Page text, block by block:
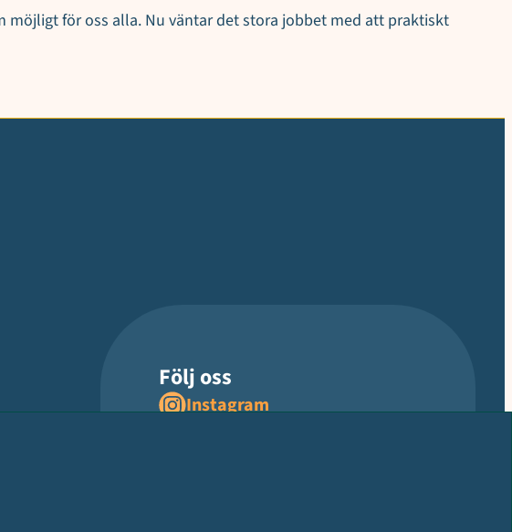
för oss alla. Nu väntar det stora jobbet med att praktiskt
Följ oss
Instagram